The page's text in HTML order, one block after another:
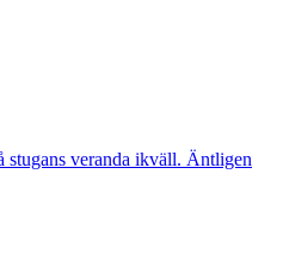
stugans veranda ikväll. Äntligen